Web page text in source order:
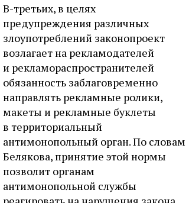
В-третьих, в целях
предупреждения различных
злоупотреблений законопроект
возлагает на рекламодателей
и рекламораспространителей
обязанность заблаговременно
направлять рекламные ролики,
макеты и рекламные буклеты
в территориальный
антимонопольный орган. По словам
Белякова, принятие этой нормы
позволит органам
антимонопольной службы